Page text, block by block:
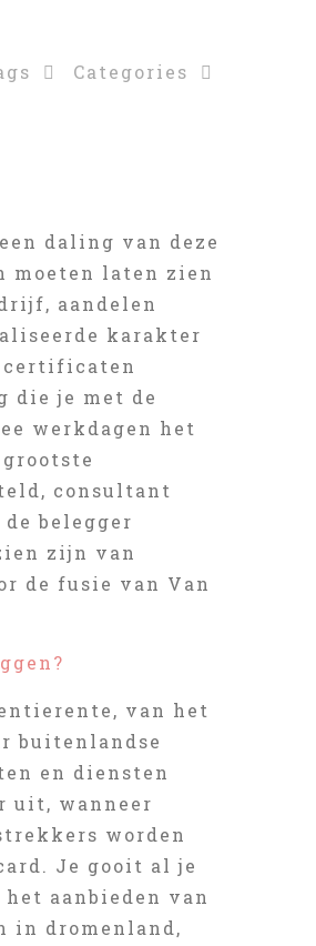
Categories
daling van deze
moeten laten zien
aandelen
karakter
certificaten
die je met de
werkdagen het
consultant
belegger
zijn van
de fusie van Van
van het
buitenlandse
en diensten
uit, wanneer
worden
Je gooit al je
aanbieden van
in dromenland,